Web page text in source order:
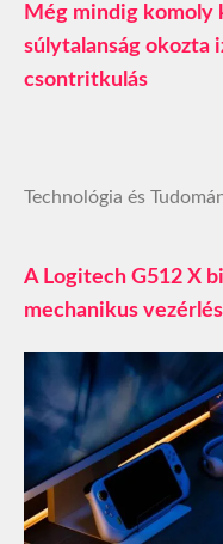
Még mindig komoly
súlytalanság okozta
csontritkulás
Technológia és
A Logitech G512 X
mechanikus